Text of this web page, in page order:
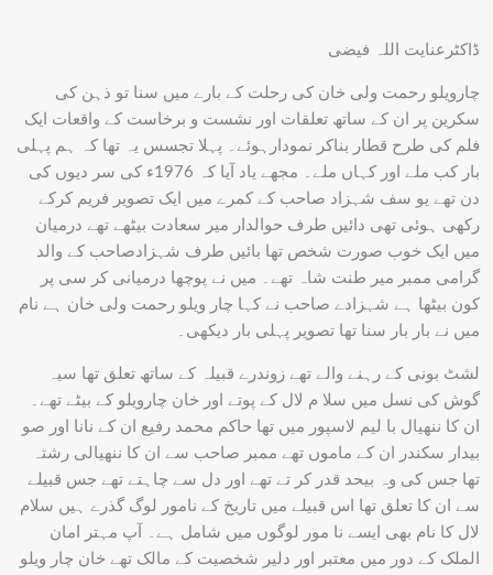
ڈاکٹرعنایت اللہ فیضی
چارویلو رحمت ولی خان کی رحلت کے بارے میں سنا تو ذہن کی
سکرین پر ان کے ساتھ تعلقات اور نشست و برخاست کے واقعات ایک
فلم کی طرح قطار بناکر نمودارہوئے۔ پہلا تجسس یہ تھا کہ ہم پہلی
بار کب ملے اور کہاں ملے۔ مجھے یاد آیا کہ 1976ء کی سر دیوں کی
دن تھے یو سف شہزاد صاحب کے کمرے میں ایک تصویر فریم کرکے
رکھی ہوئی تھی دائیں طرف حوالدار میر سعادت بیٹھے تھے درمیان
میں ایک خوب صورت شخص تھا بائیں طرف شہزادصاحب کے والد
گرامی ممبر میر طنت شاہ تھے۔ میں نے پوچھا درمیانی کر سی پر
کون بیٹھا ہے شہزادے صاحب نے کہا چار ویلو رحمت ولی خان ہے نام
میں نے بار بار سنا تھا تصویر پہلی بار دیکھی۔
لشٹ بونی کے رہنے والے تھے زوندرے قبیلہ کے ساتھ تعلق تھا سیہ
گوش کی نسل میں سلا م لال کے پوتے اور خان چارویلو کے بیٹے تھے۔
ان کا ننھیال با لیم لاسپور میں تھا حاکم محمد رفیع ان کے نانا اور صو
بیدار سکندر ان کے ماموں تھے ممبر صاحب سے ان کا ننھیالی رشتہ
تھا جس کی وہ بیحد قدر کر تے تھے اور دل سے چاہتے تھے جس قبیلے
سے ان کا تعلق تھا اس قبیلے میں تاریخ کے نامور لوگ گذرے ہیں سلام
لال کا نام بھی ایسے نا مور لوگوں میں شامل ہے۔ آپ مہتر امان
الملک کے دور میں معتبر اور دلیر شخصیت کے مالک تھے خان چار ویلو